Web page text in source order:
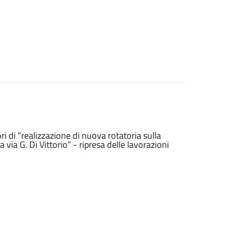
di “realizzazione di nuova rotatoria sulla
G. Di Vittorio” - ripresa delle lavorazioni